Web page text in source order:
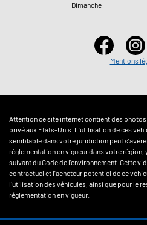
Dimanche
Mentions
Attention ce site internet contient des
privé aux Etats-Unis. L'utilisation de ces
semblable dans votre juridiction peut
réglementation en vigueur dans votre
suivant du Code de l'environnement. Cette
contractuel et l'acheteur potentiel de ce
l'utilisation des véhicules, ainsi que pour le
réglementation en vigueur.